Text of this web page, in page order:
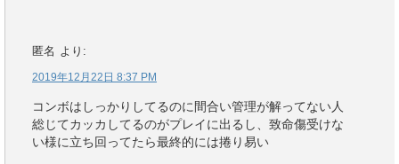
匿名 より:
2019年12月22日 8:37 PM
コンボはしっかりしてるのに間合い管理が解ってない人
総じてカッカしてるのがプレイに出るし、致命傷受けな
い様に立ち回ってたら最終的には捲り易い